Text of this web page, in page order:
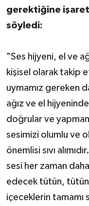
gerektiğine işaret
söyledi:
"Ses hijyeni, el ve
kişisel olarak takip
uymamız gereken
ağız ve el
doğrular ve
sesimizi olumlu ve
önemlisi sıvı
sesi her zaman
edecek tütün,
içeceklerin tamamı